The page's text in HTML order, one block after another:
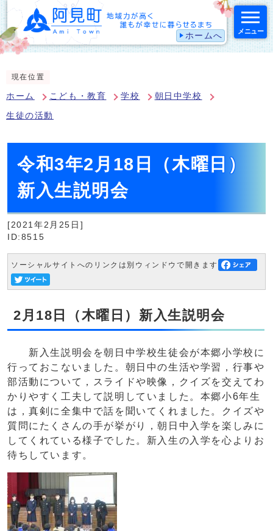
ホームへ メニュー
現在位置
ホーム こども・教育 学校 朝日中学校
生徒の活動
令和3年2月18日（木曜日）
新入生説明会
[2021年2月25日]
ID:8515
ソーシャルサイトへのリンクは別ウィンドウで開きます
2月18日（木曜日）新入生説明会
新入生説明会を朝日中学校生徒会が本郷小学校に
行っておこないました。朝日中の生活や学習，行事や
部活動について，スライドや映像，クイズを交えてわ
かりやすく工夫して説明していました。本郷小6年生
は，真剣に全集中で話を聞いてくれました。クイズや
質問にたくさんの手が挙がり，朝日中入学を楽しみに
してくれている様子でした。新入生の入学を心よりお
待ちしています。